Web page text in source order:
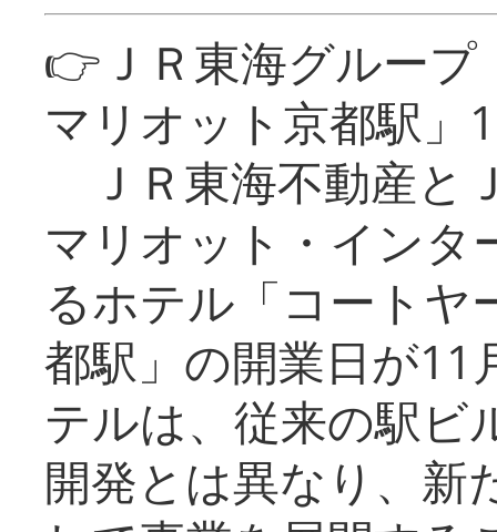
👉ＪＲ東海グルー
マリオット京都駅」
ＪＲ東海不動産と
マリオット・インタ
るホテル「コートヤ
都駅」の開業日が11
テルは、従来の駅ビ
開発とは異なり、新